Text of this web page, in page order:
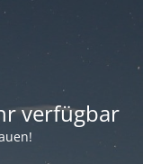
verfügbar